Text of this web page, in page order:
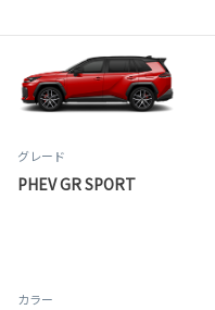
グレード
PHEV GR SPORT
カラー